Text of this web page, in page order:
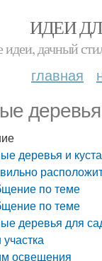
ИДЕИ
идеи, дачный
главная
деревья
деревья и
по теме
по теме
деревья для
освещения